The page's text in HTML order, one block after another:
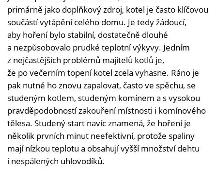
primárně jako doplňkový zdroj, kotel je často klíčovou
součástí vytápění celého domu. Je tedy žádoucí,
aby hoření bylo stabilní, dostatečně dlouhé
a nezpůsobovalo prudké teplotní výkyvy. Jedním
z nejčastějších problémů majitelů kotlů je,
že po večerním topení kotel zcela vyhasne. Ráno je
pak nutné ho znovu zapalovat, často ve spěchu, se
studeným kotlem, studeným komínem a s vysokou
pravděpodobností zakouření místnosti i komínového
tělesa. Studený start navíc znamená, že hoření je
několik prvních minut neefektivní, protože spaliny
mají nízkou teplotu a obsahují vyšší množství dehtu
i nespálených uhlovodíků.